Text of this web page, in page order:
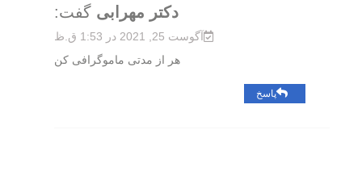
دکتر مهرابی گفت:
آگوست 25, 2021 در 1:53 ق.ظ
هر از مدتی ماموگرافی کن
پاسخ